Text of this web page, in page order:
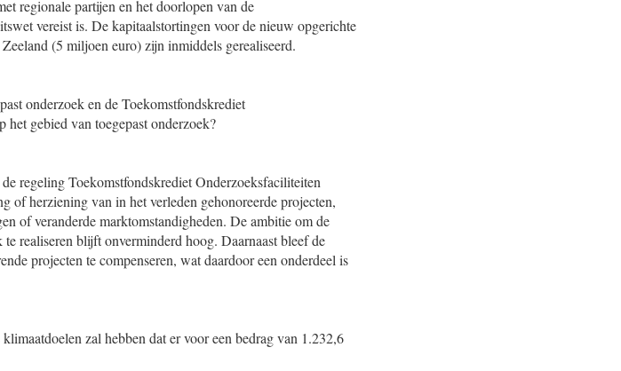
regionale partijen en het doorlopen van de
vereist is. De kapitaalstortingen voor de nieuw opgerichte
(5 miljoen euro) zijn inmiddels gerealiseerd.
onderzoek en de Toekomstfondskrediet
gebied van toegepast onderzoek?
regeling Toekomstfondskrediet Onderzoeksfaciliteiten
herziening van in het verleden gehonoreerde projecten,
of veranderde marktomstandigheden. De ambitie om de
realiseren blijft onverminderd hoog. Daarnaast bleef de
projecten te compenseren, wat daardoor een onderdeel is
zal hebben dat er voor een bedrag van 1.232,6